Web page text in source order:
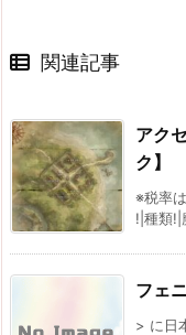
関連記事
アク
ク】
※税率
!|種類!|
フェ
> に日